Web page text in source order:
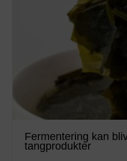
Fermentering kan
tangprodukter